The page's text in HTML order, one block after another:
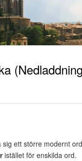
sig ett större modernt
istället för enskilda ord.